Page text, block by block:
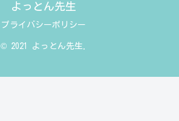
よっとん先生
プライバシーポリシー
© 2021 よっとん先生.